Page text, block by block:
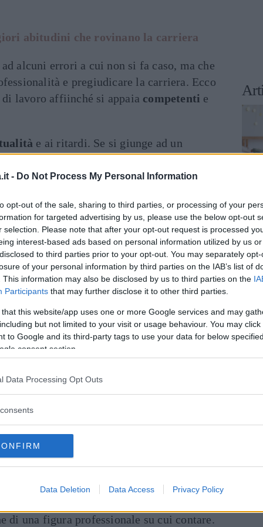
- Do Not Process My Personal Information
opt-out of the sale, sharing to third parties, or processing of your
for targeted advertising by us, please use the below opt-out
selection. Please note that after your opt-out request is processed
interest-based ads based on personal information utilized by us
to third parties prior to your opt-out. You may separately
of your personal information by third parties on the IAB’s list of
This information may also be disclosed by us to third parties on the
Participants that may further disclose it to other third parties.
that this website/app uses one or more Google services and may
but not limited to your visit or usage behaviour. You may
to Google and its third-party tags to use your data for below
consent section.
Data Processing Opt Outs
Data Deletion Data Access Privacy Policy
abitudini che rovinano la carriera
alcuni errori a cui non si fa caso, ma che
e pregiudicare la carriera. Ecco
di lavoro affiinché si appaia competenti e
e ai ritardi. Se si giunge ad un
troppo tardi, sforando l’orario stabilito, se
di non avere alcunrispettoné per i
e non c’è nulla di più grave di questo.
mantenere una certaetichetta, vale a
formali. Laformalitàe l’eleganza nei modi,
sono mai esagerate. Scherzare sempre,
meno opportuni, interrompere
a confidenze fuori luogo compromettono
professionalità.
errore, forse il più grave di tutti sul posto di
e diapertura mentale
per aggiornarsi farà del lavoratore una
che, al momento opportuno, saprà
e, quindi, ragionare approfonditamente e
giustificare un ritardo in ufficio
postazione è un altro fattore da
sempre a posto la propria scrivania e
e penne un criterio farà ordine anche in
di una figura professionale su cui contare.